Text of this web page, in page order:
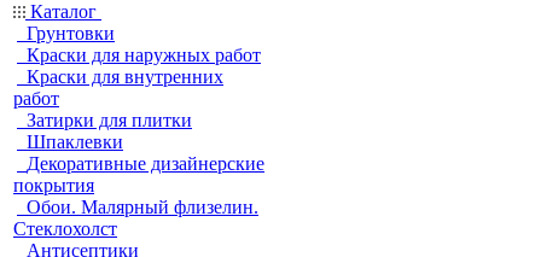
Каталог
Грунтовки
Краски для наружных работ
Краски для внутренних
работ
Затирки для плитки
Шпаклевки
Декоративные дизайнерские
покрытия
Обои. Малярный флизелин.
Стеклохолст
Антисептики